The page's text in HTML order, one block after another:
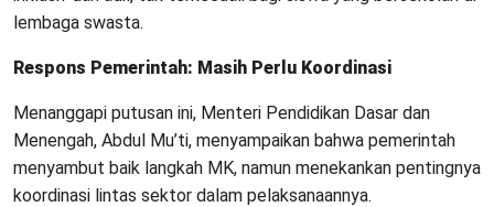
lembaga swasta.
Respons Pemerintah: Masih Perlu Koordinasi
Menanggapi putusan ini, Menteri Pendidikan Dasar dan
Menengah, Abdul Mu’ti, menyampaikan bahwa pemerintah
menyambut baik langkah MK, namun menekankan pentingnya
koordinasi lintas sektor dalam pelaksanaannya.